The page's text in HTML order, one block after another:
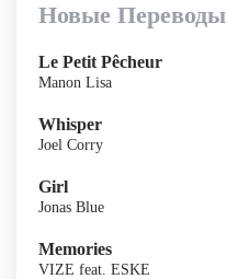
Новые Переводы
Le Petit Pêcheur
Manon Lisa
Whisper
Joel Corry
Girl
Jonas Blue
Memories
VIZE feat. ESKE